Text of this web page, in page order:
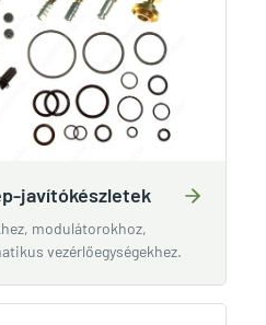
javítókészletek
modulátorokhoz,
vezérlőegységekhez.